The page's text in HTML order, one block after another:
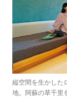
縦空間を生かした
地。阿蘇の草千里